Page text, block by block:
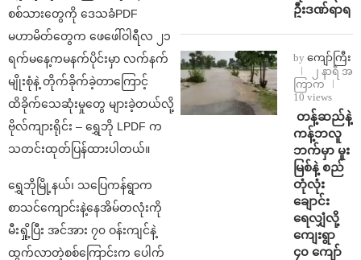
စစ်သားတွေကို ဒေသခံPDF
မဟာမိတ်တွေက ဖေဖေါ်ဝါရီလ ၂၁
ရက်မနေ့ကမနက်ပိုင်းမှာ လက်နက်
မျိုးစုံနဲ့ တိုက်ခိုက်ခဲ့တာကြောင့်
ထိခိုက်သေဆုံးမှုတွေ များခဲ့တယ်လို့
ဗိုလ်ကျားရိုင်း – ရွှေဘို LPDF က
သတင်းထုတ်ပြန်ထားပါတယ်။
ရွှေဘိုမြို့နယ်၊ သပြေကန်ရွာက
စာသင်ကျောင်းနဲ့နေအိမ်တလုံးကို
မီးရှို့ပြီး အင်အား ၇၀ ဝန်းကျင်နဲ့
ထွက်လာတဲ့စစ်ကြောင်းက ပေါက်
ဦးဒဏ်ရာရ
by ကျော်ကြီး
၂ နာရီ အ
ကြာက
10 views
⁩ ⁨တန့်ဆည်နဲ့
ကန့်ဘလူ
ဘက်မှာ မူး
မြစ်နဲ့ စည်
တုံလုံး
ချောင်း
ရေလျှံလို့
ကျေးရွာ
၄၀ ကျော်